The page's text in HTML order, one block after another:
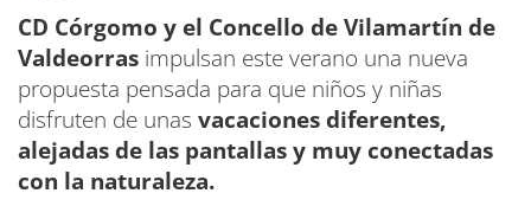
CD Córgomo y el Concello de Vilamartín de
Valdeorras impulsan este verano una nueva
propuesta pensada para que niños y niñas
disfruten de unas vacaciones diferentes,
alejadas de las pantallas y muy conectadas
con la naturaleza.